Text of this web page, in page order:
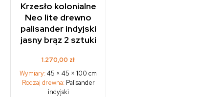
Krzesło kolonialne
Neo lite drewno
palisander indyjski
jasny brąz 2 sztuki
1.270,00 zł
Wymiary:45 × 45 × 100 cm
Rodzaj drewna: Palisander
indyjski